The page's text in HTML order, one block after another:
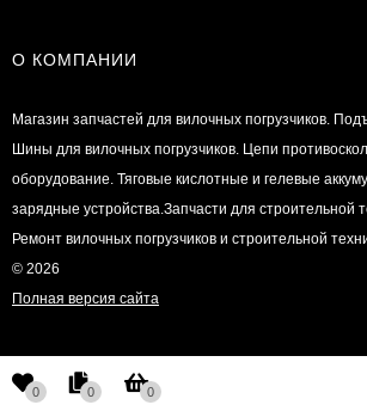
О КОМПАНИИ
Магазин запчастей для вилочных погрузчиков.
Шины для вилочных погрузчиков. Цепи
оборудование. Тяговые кислотные и гелевые
зарядные устройства.Запчасти для строительной
Ремонт вилочных погрузчиков и строительной
© 2026
Полная версия сайта
0 0 0